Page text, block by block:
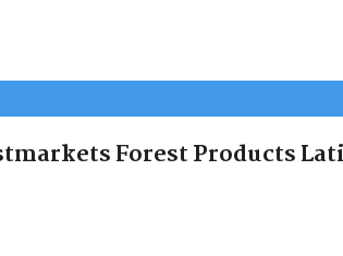
Forest Products